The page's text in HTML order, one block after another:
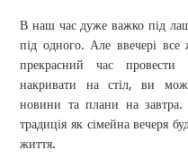
В наш час дуже важко під
під одного. Але ввечері
прекрасний час
накривати на стіл, ви
новини та плани на завтра.
традиція як сімейна вечеря
життя.